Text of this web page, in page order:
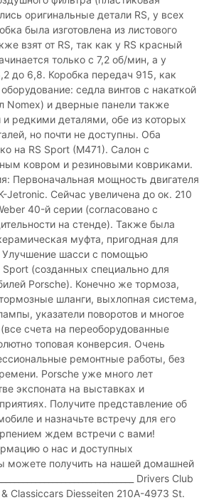
оригинальные детали RS, у всех
была изготовлена ​​из листового
взят от RS, так как у RS красный
только с 7,2 об/мин, а у
до 6,8. Коробка передач 915, как
седла винтов с накаткой
Nomex) и дверные панели также
редкими деталями, обе из которых
но почти не доступны. Оба
на RS Sport (M471). Салон с
ковром и резиновыми ковриками.
Первоначальная мощность двигателя
Jetronic. Сейчас увеличена до ок. 210
40-й серии (согласовано с
на стенде). Также была
муфта, пригодная для
шасси с помощью
Sport (созданных специально для
Porsche). Конечно же тормоза,
шланги, выхлопная система,
указатели поворотов и многое
счета на переоборудованные
топовая конверсия. Очень
ремонтные работы, без
Porsche уже много лет
экспоната на выставках и
Получите представление об
и назначьте встречу для его
ждем встречи с вами!
о нас и доступных
можете получить на нашей домашней
Drivers Club
Classiccars Diesseiten 210A-4973 St.